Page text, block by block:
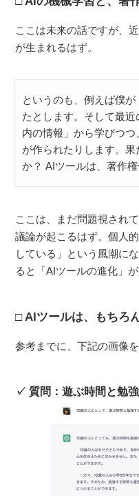
ここは未来の話ですが、
が生まれるはず。
というのも、例えば僕
たとします。そして最
内の情報」から学びつつ
が作られたりします。
か？ AIツールは、著作
ここは、まだ問題視され
議論が起こるはず。個人
している」という風潮に
ると「AIツールの進化」
AIツールは、もちろ
参考までに、下記の画像を
質問：遊ぶ時間と勉